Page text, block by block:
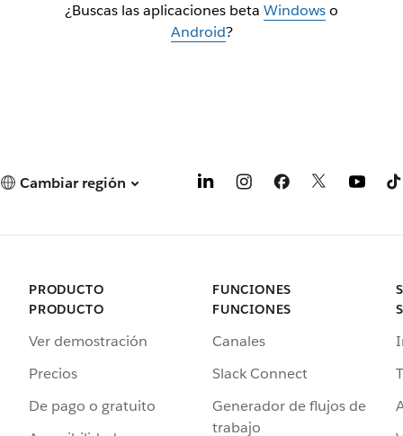
¿Buscas las aplicaciones beta Windowso
Android?
Cambiar región
PRODUCTO
PRODUCTO
Ver demostración
Precios
De pago o gratuito
FUNCIONES
FUNCIONES
Canales
Slack Connect
Generador de flujos de
trabajo